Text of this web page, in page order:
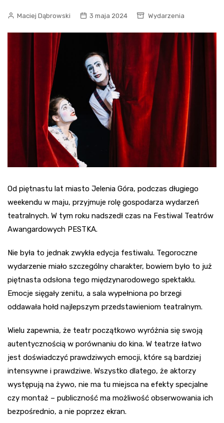
Maciej Dąbrowski 3 maja 2024 Wydarzenia
Od piętnastu lat miasto Jelenia Góra, podczas długiego
weekendu w maju, przyjmuje rolę gospodarza wydarzeń
teatralnych. W tym roku nadszedł czas na Festiwal Teatrów
Awangardowych PESTKA.
Nie była to jednak zwykła edycja festiwalu. Tegoroczne
wydarzenie miało szczególny charakter, bowiem było to już
piętnasta odsłona tego międzynarodowego spektaklu.
Emocje sięgały zenitu, a sala wypełniona po brzegi
oddawała hołd najlepszym przedstawieniom teatralnym.
Wielu zapewnia, że teatr początkowo wyróżnia się swoją
autentycznością w porównaniu do kina. W teatrze łatwo
jest doświadczyć prawdziwych emocji, które są bardziej
intensywne i prawdziwe. Wszystko dlatego, że aktorzy
występują na żywo, nie ma tu miejsca na efekty specjalne
czy montaż – publiczność ma możliwość obserwowania ich
bezpośrednio, a nie poprzez ekran.